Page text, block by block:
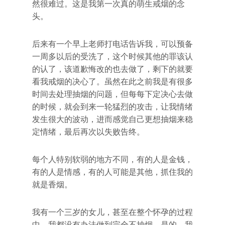
然很难过。这是我第一次真的萌生戒烟的念
头。
后来有一个早上老师打电话告诉我，可以预备
一周多以后的受洗了，这个时候其他的罪该认
的认了，该道歉悔改的也去做了，剩下的就要
看我戒烟的决心了。虽然在此之前我是有很多
时间去处理抽烟的问题，但每每下定决心去做
的时候，就会到来一轮猛烈的攻击，让我情绪
发生很大的波动，进而感觉自己更想抽烟来稳
定情绪，最后再次以失败告终。
每个人特别软弱的地方不同，有的人是金钱，
有的人是情感，有的人可能是其他，抓住我的
就是香烟。
我有一个三岁的女儿，甚至在整个怀孕的过程